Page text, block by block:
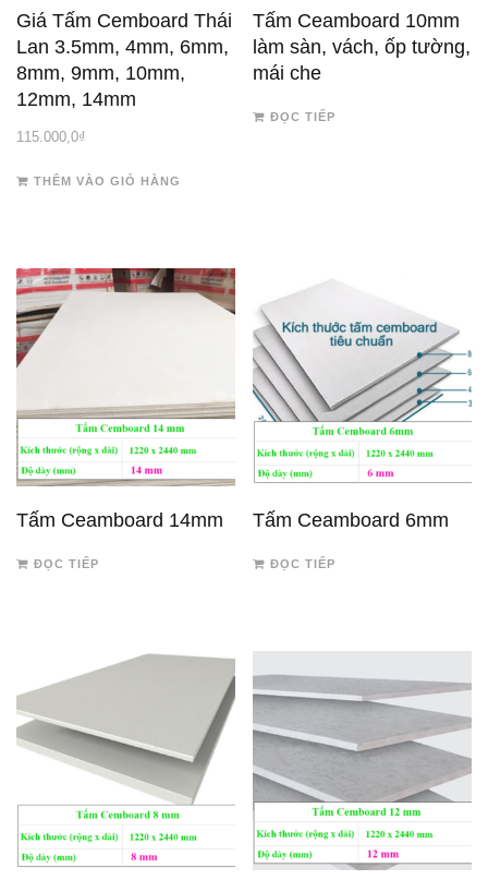
Giá Tấm Cemboard Thái
Lan 3.5mm, 4mm, 6mm,
8mm, 9mm, 10mm,
12mm, 14mm
115.000,0₫
THÊM VÀO GIỎ HÀNG
Tấm Ceamboard 10mm
làm sàn, vách, ốp tường,
mái che
ĐỌC TIẾP
Tấm Ceamboard 14mm
ĐỌC TIẾP
Tấm Ceamboard 6mm
ĐỌC TIẾP